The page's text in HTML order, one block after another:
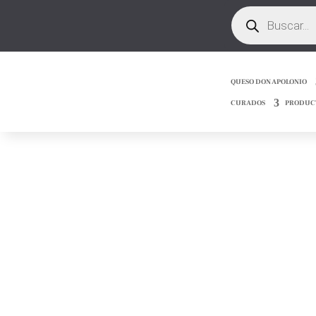
Búsqueda
de
productos
QUESO DON APOLONIO
CURADOS